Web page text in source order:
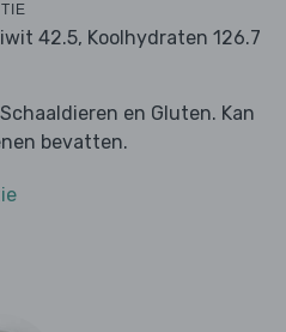
42.5, Koolhydraten 126.7
en Gluten. Kan
bevatten.